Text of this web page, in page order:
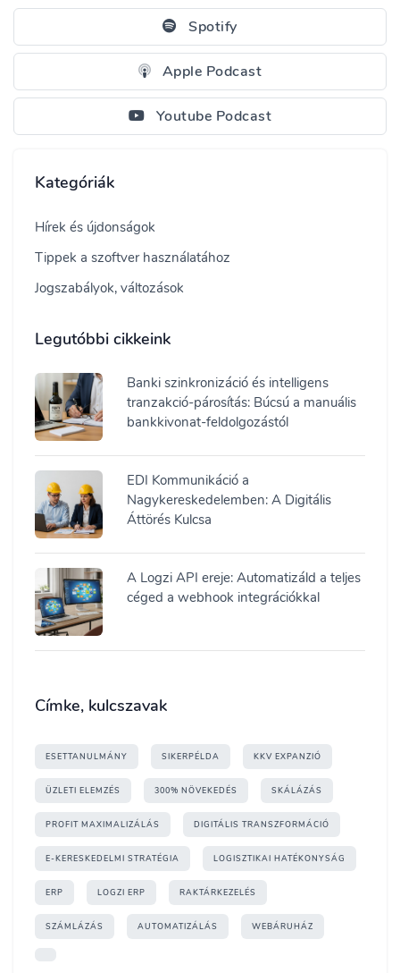
Spotify
Apple Podcast
Youtube Podcast
Kategóriák
Hírek és újdonságok
Tippek a szoftver használatához
Jogszabályok, változások
Legutóbbi cikkeink
Banki szinkronizáció és intelligens
tranzakció-párosítás: Búcsú a manuális
bankkivonat-feldolgozástól
EDI Kommunikáció a
Nagykereskedelemben: A Digitális
Áttörés Kulcsa
A Logzi API ereje: Automatizáld a teljes
céged a webhook integrációkkal
Címke, kulcszavak
ESETTANULMÁNY SIKERPÉLDA KKV EXPANZIÓ
ÜZLETI ELEMZÉS 300% NÖVEKEDÉS SKÁLÁZÁS
PROFIT MAXIMALIZÁLÁS DIGITÁLIS TRANSZFORMÁCIÓ
E-KERESKEDELMI STRATÉGIA LOGISZTIKAI HATÉKONYSÁG
ERP LOGZI ERP RAKTÁRKEZELÉS
SZÁMLÁZÁS AUTOMATIZÁLÁS WEBÁRUHÁZ